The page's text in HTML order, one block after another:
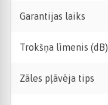
Garantijas laiks
Trokšņa līmenis (dB)
Zāles pļāvēja tips